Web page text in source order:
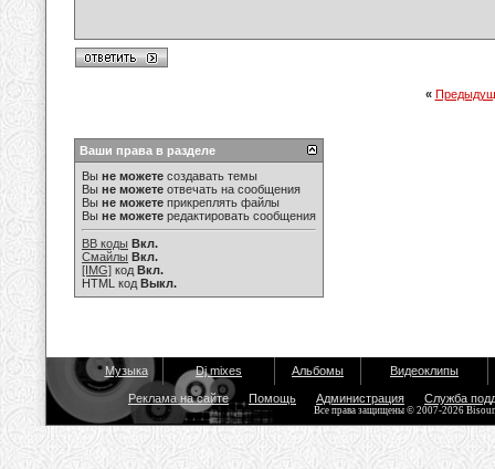
«
Ваши права в разделе
Вы не можете создавать темы
Вы не можете отвечать на сообщения
Вы не можете прикреплять файлы
Вы не можете редактировать сообщения
BB коды Вкл.
Смайлы Вкл.
[IMG] код Вкл.
HTML код Выкл.
Музыка Dj mixes Альбомы Видеоклипы
Реклама на сайте Помощь Администрация Служба
Все права защищены © 2007-2026